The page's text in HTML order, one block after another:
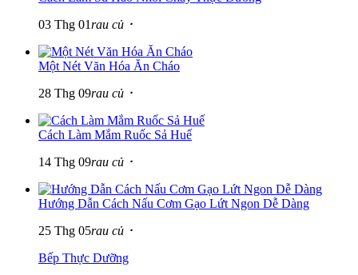
03 Thg 01rau củ ･
Một Nét Văn Hóa Ăn Cháo
28 Thg 09rau củ ･
Cách Làm Mắm Ruốc Sả Huế
14 Thg 09rau củ ･
Hướng Dẫn Cách Nấu Cơm Gạo Lứt Ngon Dễ Dàng
25 Thg 05rau củ ･
Bếp Thực Dưỡng